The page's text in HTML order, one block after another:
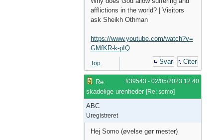
afflictions in the world? | Visitors
ask Sheikh Othman
https://www.youtube.com/watch?v=
GMfKR-k-pIQ
Top Svar Citer
#39543 - 02/05/2023 12:40
Re:
skadelige urenheder [Re: somo]
ABC
Uregistreret
Hej Somo (øvelse gør mester)